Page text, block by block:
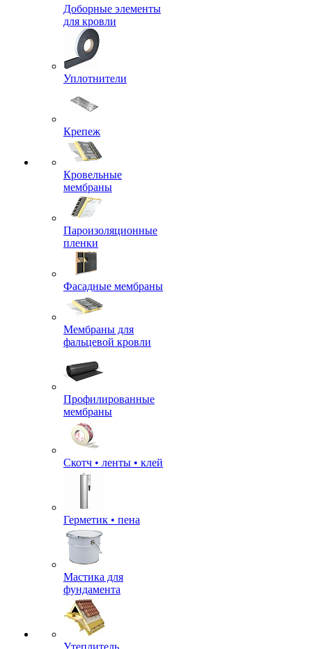
Доборные элементы
для кровли
Уплотнители
Крепеж
Кровельные
мембраны
Пароизоляционные
пленки
Фасадные мембраны
Мембраны для
фальцевой кровли
Профилированные
мембраны
Скотч • ленты • клей
Герметик • пена
Мастика для
фундамента
Утеплитель